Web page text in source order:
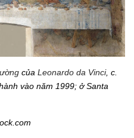
của Leonardo da Vinci, c.
vào năm 1999; ở Santa